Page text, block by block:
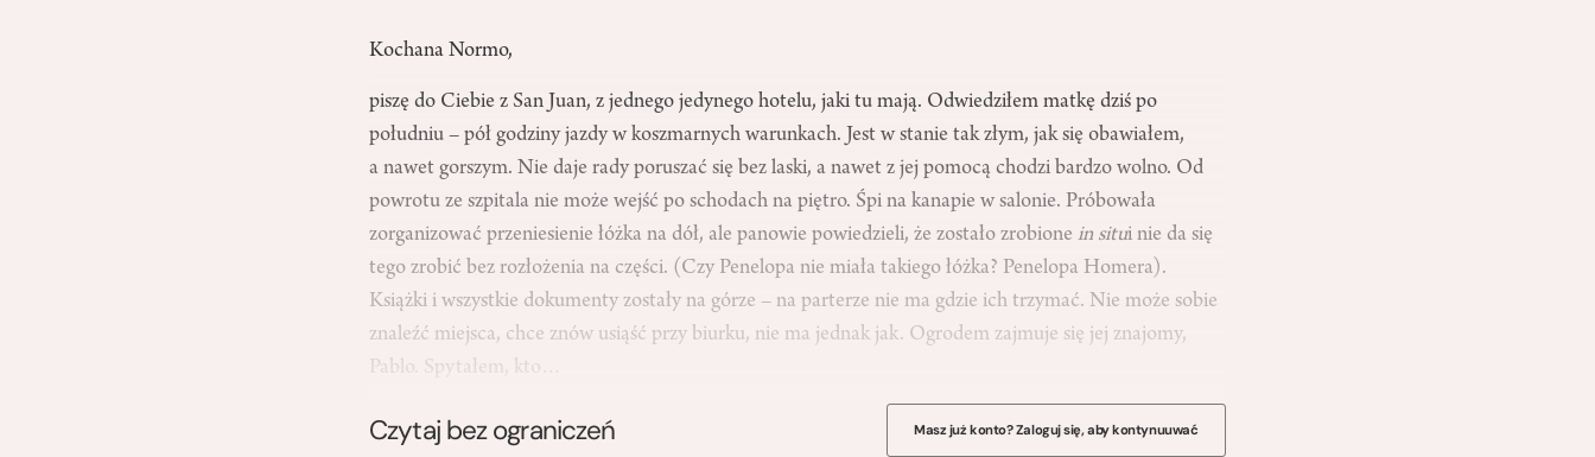
Kochana Normo,
piszę do Ciebie z San Juan, z jednego jedynego hotelu, jaki tu mają. Odwiedziłem matkę dziś po
południu – pół godziny jazdy w koszmarnych warunkach. Jest w stanie tak złym, jak się obawiałem,
a nawet gorszym. Nie daje rady poruszać się bez laski, a nawet z jej pomocą chodzi bardzo wolno. Od
powrotu ze szpitala nie może wejść po schodach na piętro. Śpi na kanapie w salonie. Próbowała
zorganizować przeniesienie łóżka na dół, ale panowie powiedzieli, że zostało zrobionein situi nie da się
tego zrobić bez rozłożenia na części. (Czy Penelopa nie miała takiego łóżka? Penelopa Homera).
Książki i wszystkie dokumenty zostały na górze – na parterze nie ma gdzie ich trzymać. Nie może sobie
znaleźć miejsca, chce znów usiąść przy biurku, nie ma jednak jak. Ogrodem zajmuje się jej znajomy,
Pablo. Spytałem, kto…
Czytaj bez ograniczeń Masz już konto? Zaloguj się, aby kontynuuwać